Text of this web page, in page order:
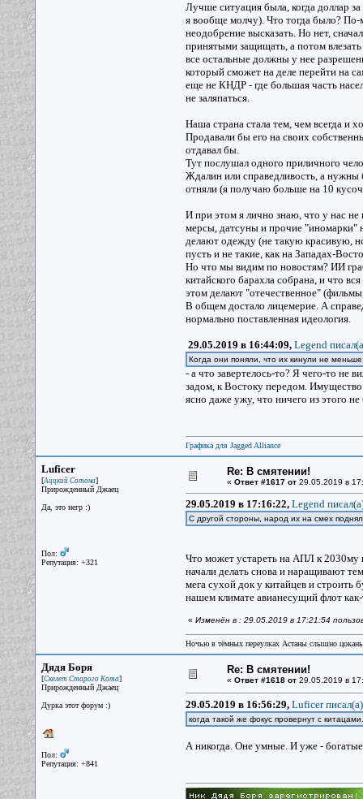
Лучше ситуация была, когда доллар
я вообще молчу). Что тогда было? По-
неодобрение высказать. Но нет,
принятыми защищать, а потом влезать
все остальные должны у нее
который сможет на деле перейти на
еще не КНДР - где большая часть
не заляпаться.
Наша страна стала тем, чем всегда и
Продавали бы его на своих
отдавал бы.
Тут послушал одного приличного
Ждалин или справедливость, а нужны
отняли (я получаю больше на 10
И при этом я лично знаю, что у нас не
мерсы, датсуны и прочие "иномарки"
делают одежду (не такую красивую,
пусть и не такие, как на Западах-
Но что мы видим по новостям? ИИ
китайского барахла собрана, и что
этом делают "отечественное"
В общем достало лицемерие. А
нормально поставленная идеология.
29.05.2019 в 16:44:09, Legend
Когда они поняли, что их кинули не
- а что завертелось-то? Я чего-то не
задом, к Востоку передом.
ясно даже ужу, что ничего из этого
Графика для Jagged Alliance
Luficer
[Аццкий Сотона]
Прирожденный Джаец
Да, это негр :)
Пол:
Репутация: +321
Re: В смятении!
« Ответ #1617 от29.05.2019 в
29.05.2019 в 17:16:22, Legend
С другой стороны, народ их на смех
Что может устареть на АПЛ к
начали делать снова и наращивают
мега сухой док у китайцев и строить
нашем климате авианесущий флот
« Изменён в : 29.05.2019 в 17:21:54
Ночью в тёмных переулках Астаны слышно
Дядя Боря
[Скелет Старого Кота]
Прирожденный Джаец
Дурка этот форум :)
Пол:
Репутация: +841
Re: В смятении!
« Ответ #1618 от29.05.2019 в
29.05.2019 в 16:56:29, Luficer писал(a)
когда такой же фокус провернут с
А никогда. Оне умные. И уже -